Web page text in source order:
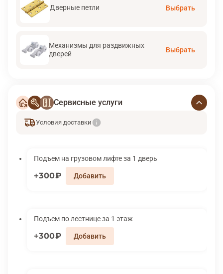
Дверные петли Выбрать
Механизмы для раздвижных
дверей
Выбрать
Сервисные услуги
Условия доставки
Подъем на грузовом лифте за 1 дверь
300₽
Подъем по лестнице за 1 этаж
300₽